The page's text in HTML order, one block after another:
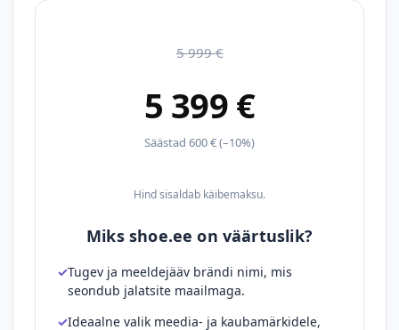
5 999 €
5 399 €
Säästad 600 € (–10%)
Hind sisaldab käibemaksu.
Miks shoe.ee on väärtuslik?
Tugev ja meeldejääv brändi nimi, mis
seondub jalatsite maailmaga.
Ideaalne valik meedia- ja kaubamärkidele,